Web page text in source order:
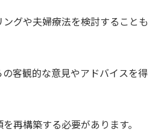
グや夫婦療法を検討することも
客観的な意見やアドバイスを得
再構築する必要があります。